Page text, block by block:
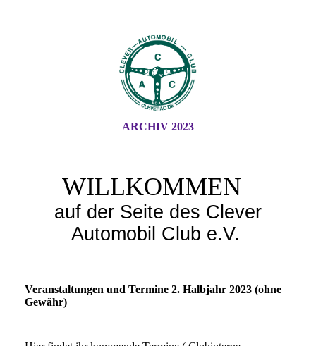
ARCHIV 2023
WILLKOMMEN
auf der Seite des Clever
Automobil Club e.V.
Veranstaltungen und Termine 2. Halbjahr 2023 (ohne
Gewähr)